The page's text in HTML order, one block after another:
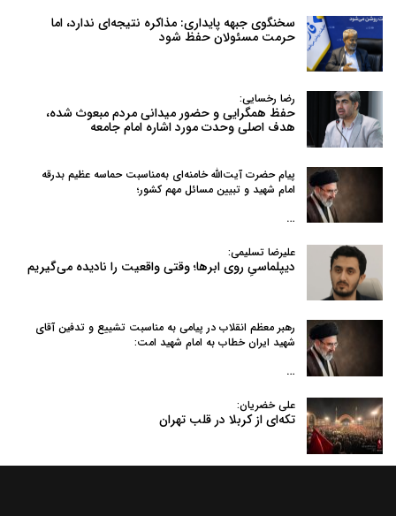
سخنگوی جبهه پایداری: مذاکره نتیجه‌ای ندارد، اما
حرمت مسئولان حفظ شود
رضا رخسایی:
حفظ همگرایی و حضور میدانی مردم مبعوث شده،
هدف اصلی وحدت مورد اشاره امام جامعه
پیام حضرت آیت‌الله خامنه‌ای به‌مناسبت حماسه عظیم بدرقه
امام شهید و تبیین مسائل مهم کشور؛
…
علیرضا تسلیمی:
دیپلماسیِ روی ابرها؛ وقتی واقعیت را نادیده می‌گیریم
رهبر معظم انقلاب در پیامی به‌ مناسبت تشییع و تدفین آقای
شهید ایران خطاب به امام شهید امت:
…
علی خضریان:
تکه‌ای از کربلا در قلب تهران